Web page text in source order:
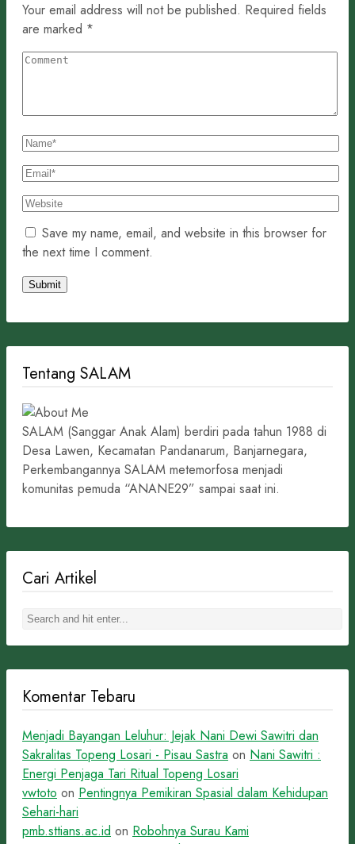
Your email address will not be published. Required fields
are marked *
Save my name, email, and website in this browser for
the next time I comment.
Tentang SALAM
SALAM (Sanggar Anak Alam) berdiri pada tahun 1988 di
Desa Lawen, Kecamatan Pandanarum, Banjarnegara,
Perkembangannya SALAM metemorfosa menjadi
komunitas pemuda “ANANE29” sampai saat ini.
Cari Artikel
Komentar Tebaru
Menjadi Bayangan Leluhur: Jejak Nani Dewi Sawitri dan
Sakralitas Topeng Losari - Pisau Sastra on Nani Sawitri :
Energi Penjaga Tari Ritual Topeng Losari
vwtoto on Pentingnya Pemikiran Spasial dalam Kehidupan
Sehari-hari
pmb.sttians.ac.id on Robohnya Surau Kami